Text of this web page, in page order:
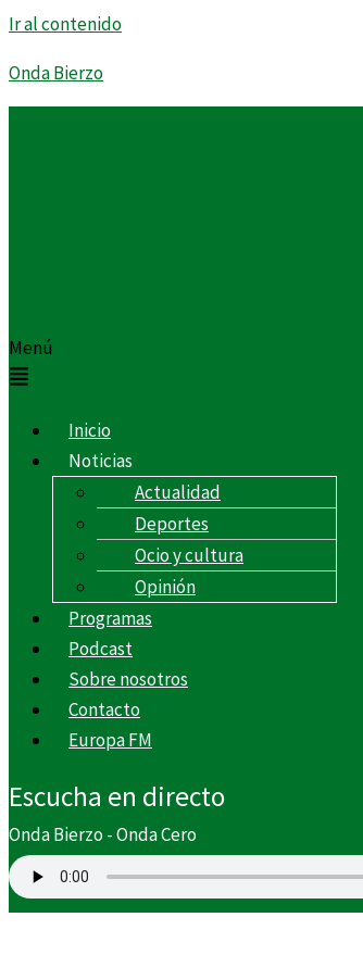
Ir al contenido
Onda Bierzo
Menú
Inicio
Noticias
Actualidad
Deportes
Ocio y cultura
Opinión
Programas
Podcast
Sobre nosotros
Contacto
Europa FM
Escucha en directo
Onda Bierzo - Onda Cero